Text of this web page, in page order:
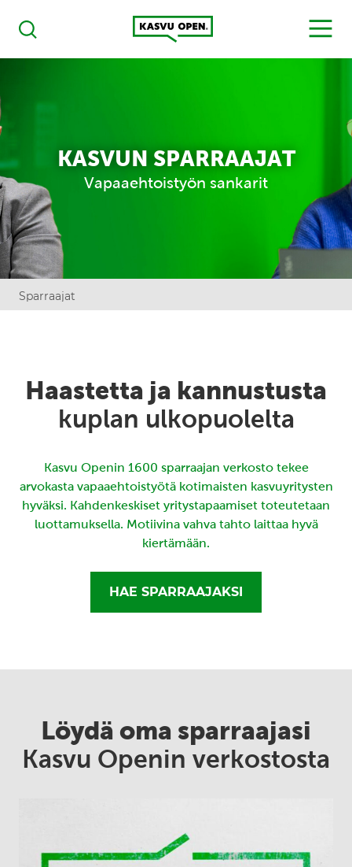
Haku
Kasvu Open
MENU
KASVUN SPARRAAJAT
Vapaaehtoistyön sankarit
Sparraajat
Haastetta ja kannustusta
kuplan ulkopuolelta
Kasvu Openin 1600 sparraajan verkosto tekee
arvokasta vapaaehtoistyötä kotimaisten kasvuyritysten
hyväksi. Kahdenkeskiset yritystapaamiset toteutetaan
luottamuksella. Motiivina vahva tahto laittaa hyvä
kiertämään.
HAE SPARRAAJAKSI
Löydä oma sparraajasi
Kasvu Openin verkostosta